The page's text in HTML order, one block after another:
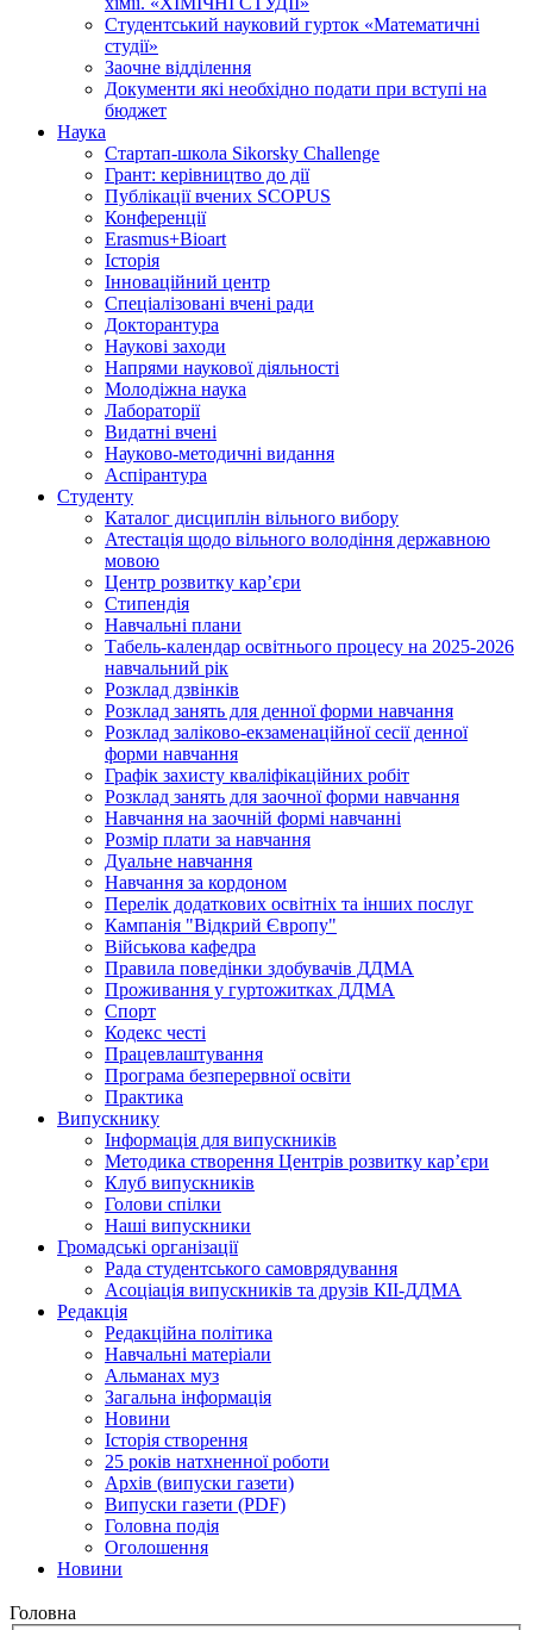
Студентський науковий гурток «Математичні
студії»
Заочне відділення
Документи які необхідно подати при вступі на
бюджет
Наука
Стартап-школа Sikorsky Challenge
Грант: керівництво до дії
Публікації вчених SCOPUS
Конференції
Erasmus+Bioart
Історія
Інноваційний центр
Спеціалізовані вчені ради
Докторантура
Наукові заходи
Напрями наукової діяльності
Молодіжна наука
Лабораторії
Видатні вчені
Науково-методичні видання
Аспірантура
Студенту
Каталог дисциплін вільного вибору
Атестація щодо вільного володіння державною
мовою
Центр розвитку кар’єри
Стипендія
Навчальні плани
Табель-календар освітнього процесу на 2025-2026
навчальний рік
Розклад дзвінків
Розклад занять для денної форми навчання
Розклад заліково-екзаменаційної сесії денної
форми навчання
Графік захисту кваліфікаційних робіт
Розклад занять для заочної форми навчання
Навчання на заочній формі навчанні
Розмір плати за навчання
Дуальне навчання
Навчання за кордоном
Перелік додаткових освітніх та інших послуг
Кампанія "Відкрий Європу"
Військова кафедра
Правила поведінки здобувачів ДДМА
Проживання у гуртожитках ДДМА
Спорт
Кодекс честі
Працевлаштування
Програма безперервної освіти
Практика
Випускнику
Інформація для випускників
Методика створення Центрів розвитку кар’єри
Клуб випускників
Голови спілки
Наші випускники
Громадські організації
Рада студентського самоврядування
Асоціація випускників та друзів КІІ-ДДМА
Редакція
Редакційна політика
Навчальні матеріали
Альманах муз
Загальна інформація
Новини
Історія створення
25 років натхненної роботи
Архів (випуски газети)
Випуски газети (PDF)
Головна подія
Оголошення
Новини
Головна